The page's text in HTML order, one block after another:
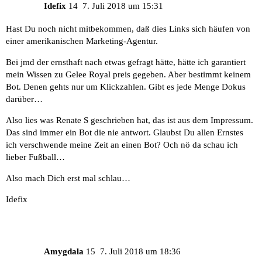
Idefix 7. Juli 2018 um 15:31
14
Hast Du noch nicht mitbekommen, daß dies Links sich häufen von
einer amerikanischen Marketing-Agentur.
Bei jmd der ernsthaft nach etwas gefragt hätte, hätte ich garantiert
mein Wissen zu Gelee Royal preis gegeben. Aber bestimmt keinem
Bot. Denen gehts nur um Klickzahlen. Gibt es jede Menge Dokus
darüber…
Also lies was Renate S geschrieben hat, das ist aus dem Impressum.
Das sind immer ein Bot die nie antwort. Glaubst Du allen Ernstes
ich verschwende meine Zeit an einen Bot? Och nö da schau ich
lieber Fußball…
Also mach Dich erst mal schlau…
Idefix
Amygdala 7. Juli 2018 um 18:36
15